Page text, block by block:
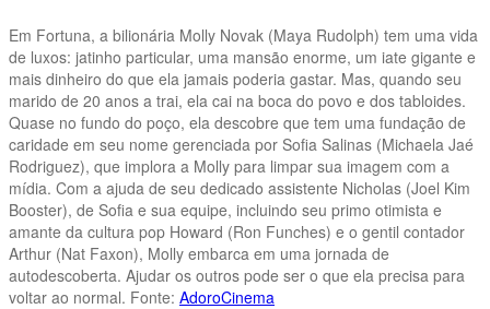
Em Fortuna, a bilionária Molly Novak (Maya Rudolph) tem uma vida
de luxos: jatinho particular, uma mansão enorme, um iate gigante e
mais dinheiro do que ela jamais poderia gastar. Mas, quando seu
marido de 20 anos a trai, ela cai na boca do povo e dos tabloides.
Quase no fundo do poço, ela descobre que tem uma fundação de
caridade em seu nome gerenciada por Sofia Salinas (Michaela Jaé
Rodriguez), que implora a Molly para limpar sua imagem com a
mídia. Com a ajuda de seu dedicado assistente Nicholas (Joel Kim
Booster), de Sofia e sua equipe, incluindo seu primo otimista e
amante da cultura pop Howard (Ron Funches) e o gentil contador
Arthur (Nat Faxon), Molly embarca em uma jornada de
autodescoberta. Ajudar os outros pode ser o que ela precisa para
voltar ao normal. Fonte: AdoroCinema